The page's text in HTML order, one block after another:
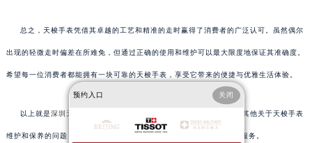
总之，天梭手表凭借其卓越的工艺和精准的走时赢得了消费者的广泛认可。虽然偶尔
出现的轻微走时偏差在所难免，但通过正确的使用和维护可以最大限度地保证其准确度。
希望每一位消费者都能拥有一块可靠的天梭手表，享受它带来的便捷与优雅生活体验。
以上就是深圳天梭维修服务中心 为您分享的精彩内容。如果您还有其他关于天梭手表
维护和保养的问题，可以拨打页面400电话进行咨询，我们将竭诚为您服务。
预约入口 关闭